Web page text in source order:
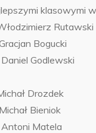
klasowymi
Rutawski
Bogucki
Godlewski
Drozdek
Bieniok
Antoni Matela